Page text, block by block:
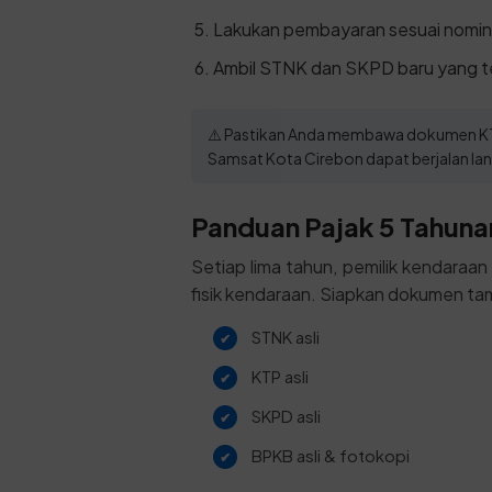
Lakukan pembayaran sesuai
Ambil STNK dan SKPD baru yang
⚠️ Pastikan Anda membawa dokumen
Samsat Kota Cirebon dapat berjalan
Panduan Pajak 5
Setiap lima tahun, pemilik
fisik kendaraan. Siapkan dokumen
STNK asli
KTP asli
SKPD asli
BPKB asli & fotokopi